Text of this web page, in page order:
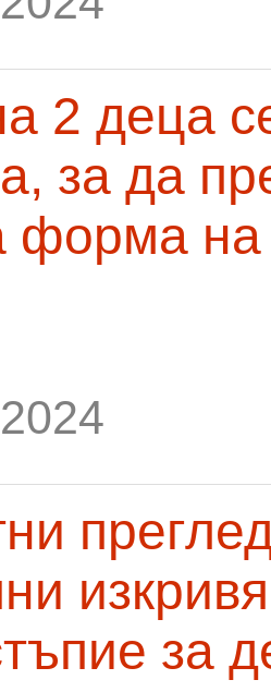
2 деца
за да
форма на
за